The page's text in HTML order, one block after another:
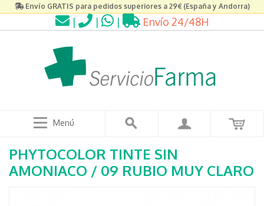
Envío GRATIS para pedidos superiores a 29€ (España y Andorra)
| | | Envío 24/48H
Menú
PHYTOCOLOR TINTE SIN
AMONIACO / 09 RUBIO MUY CLARO